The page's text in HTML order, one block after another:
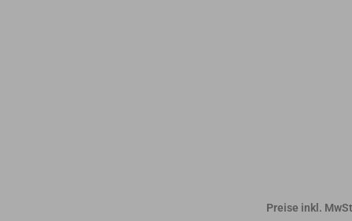
Preise inkl.